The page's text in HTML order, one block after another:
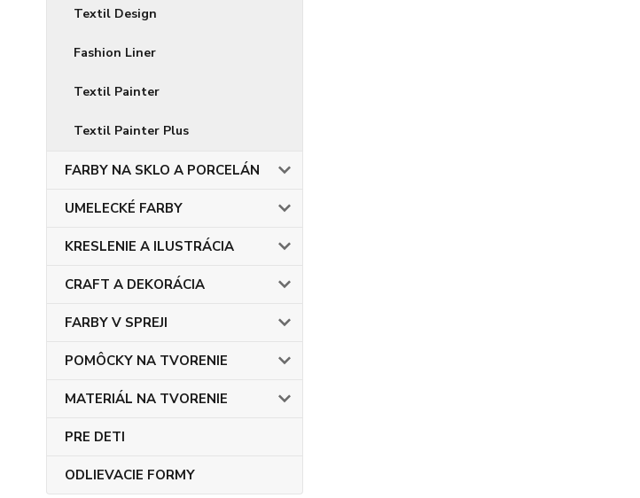
Textil Design
Fashion Liner
Textil Painter
Textil Painter Plus
FARBY NA SKLO A PORCELÁN
UMELECKÉ FARBY
KRESLENIE A ILUSTRÁCIA
CRAFT A DEKORÁCIA
FARBY V SPREJI
POMÔCKY NA TVORENIE
MATERIÁL NA TVORENIE
PRE DETI
ODLIEVACIE FORMY